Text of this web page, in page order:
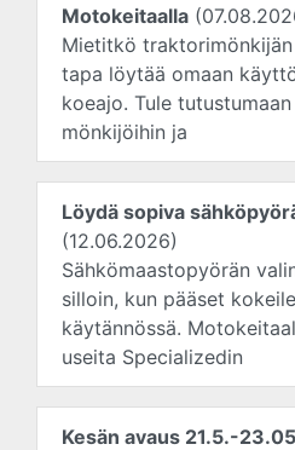
Motokeitaalla
Mietitkö traktorimönkijän
tapa löytää omaan
koeajo. Tule tutustumaan
mönkijöihin ja
Löydä sopiva
(12.06.2026)
Sähkömaastopyörän
silloin, kun pääset
käytännössä.
useita Specializedin
Kesän avaus 21.5.-